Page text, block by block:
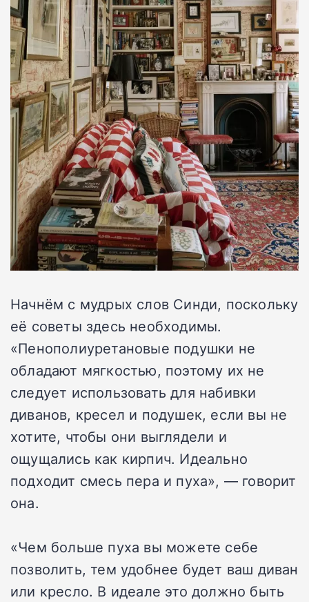
Начнём с мудрых слов Синди, поскольку
её советы здесь необходимы.
«Пенополиуретановые подушки не
обладают мягкостью, поэтому их не
следует использовать для набивки
диванов, кресел и подушек, если вы не
хотите, чтобы они выглядели и
ощущались как кирпич. Идеально
подходит смесь пера и пуха», — говорит
она.
«Чем больше пуха вы можете себе
позволить, тем удобнее будет ваш диван
или кресло. В идеале это должно быть